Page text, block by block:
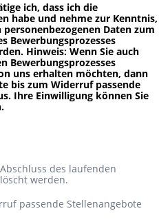
ich, dass ich die
habe und nehme zur Kenntnis,
Daten zum
Bewerbungsprozesses
Hinweis: Wenn Sie auch
Bewerbungsprozesses
uns erhalten möchten, dann
bis zum Widerruf passende
Ihre Einwilligung können Sie
des laufenden
werden.
passende Stellenangebote